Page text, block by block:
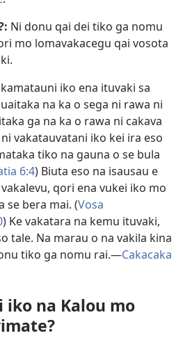
Ni donu qai dei tiko ga nomu
mo lomavakacegu qai vosota
iko ena ituvaki sa
na ka o sega ni rawa ni
ga na ka o rawa ni cakava
vakatauvatani iko kei ira eso
tiko na gauna o se bula
6:4) Biuta eso na isausau e
qori ena vukei iko mo
se bera mai. (Vosa
) Ke vakatara na kemu ituvaki,
tale. Na marau o na vakila kina
tiko ga nomu rai.—Cakacaka
iko na Kalou mo